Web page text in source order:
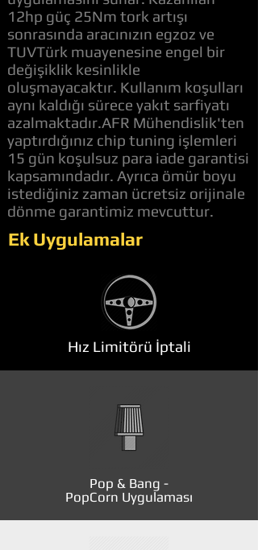
12hp güç 25Nm tork artışı
sonrasında aracınızın egzoz ve
TUVTürk muayenesine engel bir
değişiklik kesinlikle
oluşmayacaktır. Kullanım koşulları
aynı kaldığı sürece yakıt sarfiyatı
azalmaktadır.AFR Mühendislik'ten
yaptırdığınız chip tuning işlemleri
15 gün koşulsuz para iade garantisi
kapsamındadır. Ayrıca ömür boyu
istediğiniz zaman ücretsiz orijinale
dönme garantimiz mevcuttur.
Ek Uygulamalar
Hız Limitörü İptali
Pop & Bang -
PopCorn Uygulaması